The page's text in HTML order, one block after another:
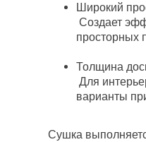
Широкий
Создает
просторных
Толщина
Для
варианты
Сушка